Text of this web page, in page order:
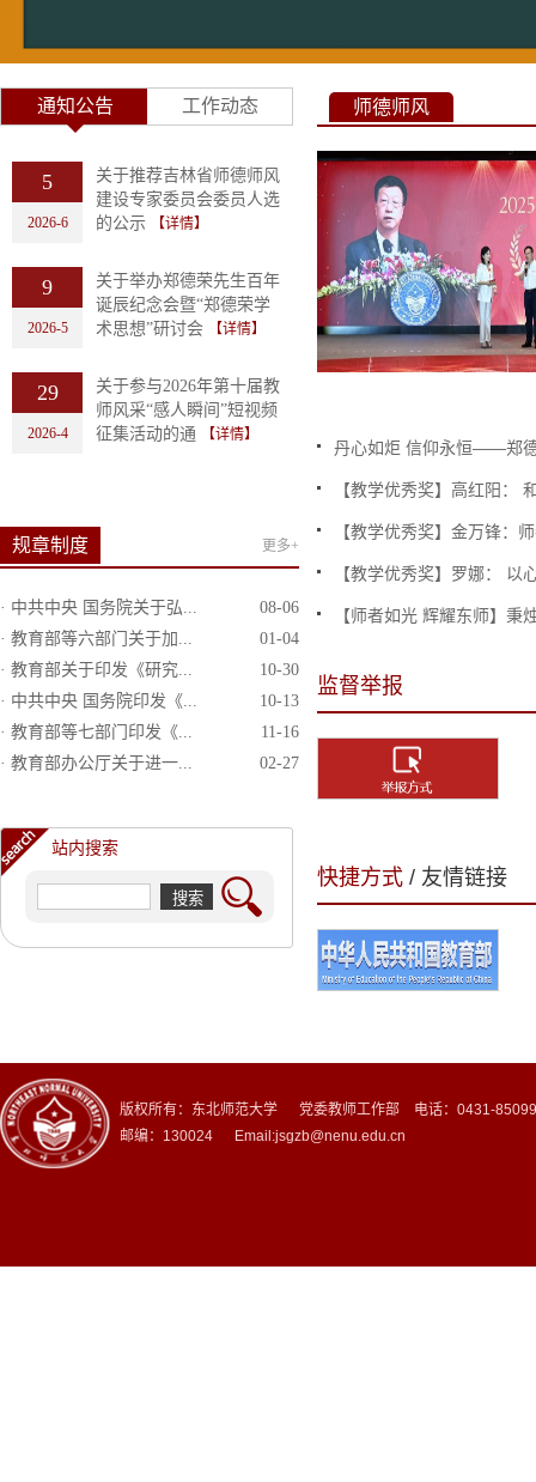
通知公告 工作动态
5
2026-6
关于推荐吉林省师德师风
建设专家委员会委员人选
的公示
【详情】
9
2026-5
关于举办郑德荣先生百年
诞辰纪念会暨“郑德荣学
术思想”研讨会
【详情】
29
2026-4
关于参与2026年第十届教
师风采“感人瞬间”短视频
征集活动的通
【详情】
更多+
规章制度
08-06
· 中共中央 国务院关于弘...
01-04
· 教育部等六部门关于加...
10-30
· 教育部关于印发《研究...
10-13
· 中共中央 国务院印发《...
11-16
· 教育部等七部门印发《...
02-27
· 教育部办公厅关于进一...
站内搜索
师德师风
丹心如炬 信仰永恒——郑
【教学优秀奖】高红阳：
【教学优秀奖】金万锋：
【教学优秀奖】罗娜： 以
【师者如光 辉耀东师】秉
监督举报
快捷方式 / 友情链接
版权所有：东北师范大学 党委教师工作部 电话：0431-
邮编：130024 Email:jsgzb@nenu.edu.cn